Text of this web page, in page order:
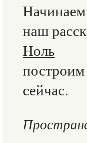
Начинаем
наш
Ноль
сейчас.